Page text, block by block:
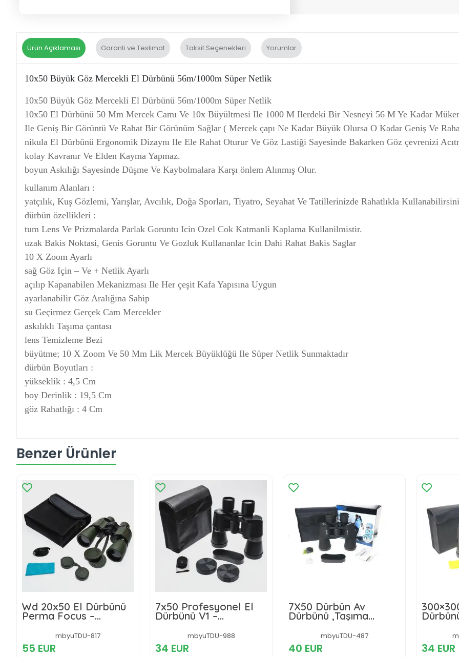
Ürün Açıklaması Garanti ve Teslimat Taksit Seçenekleri Yorumlar
10x50 Büyük Göz Mercekli El Dürbünü 56m/1000m Süper Netlik
10x50 Büyük Göz Mercekli El Dürbünü 56m/1000m Süper Netlik
10x50 El Dürbünü 50 Mm Mercek Camı Ve 10x Büyültmesi Ile 1000 M Ilerdeki Bir Nesneyi 56 M Ye Kadar
Ile Geniş Bir Görüntü Ve Rahat Bir Görünüm Sağlar ( Mercek çapı Ne Kadar Büyük Olursa O Kadar Geniş Ve
nikula El Dürbünü Ergonomik Dizaynı Ile Ele Rahat Oturur Ve Göz Lastiği Sayesinde Bakarken Göz çevrenizi
kolay Kavranır Ve Elden Kayma Yapmaz.
boyun Askılığı Sayesinde Düşme Ve Kaybolmalara Karşı önlem Alınmış Olur.
kullanım Alanları :
yatçılık, Kuş Gözlemi, Yarışlar, Avcılık, Doğa Sporları, Tiyatro, Seyahat Ve Tatillerinizde Rahatlıkla
dürbün özellikleri :
tum Lens Ve Prizmalarda Parlak Goruntu Icin Ozel Cok Katmanli Kaplama Kullanilmistir.
uzak Bakis Noktasi, Genis Goruntu Ve Gozluk Kullananlar Icin Dahi Rahat Bakis Saglar
10 X Zoom Ayarlı
sağ Göz Için – Ve + Netlik Ayarlı
açılıp Kapanabilen Mekanizması Ile Her çeşit Kafa Yapısına Uygun
ayarlanabilir Göz Aralığına Sahip
su Geçirmez Gerçek Cam Mercekler
askılıklı Taşıma çantası
lens Temizleme Bezi
büyütme; 10 X Zoom Ve 50 Mm Lik Mercek Büyüklüğü Ile Süper Netlik Sunmaktadır
dürbün Boyutları :
yükseklik : 4,5 Cm
boy Derinlik : 19,5 Cm
göz Rahatlığı : 4 Cm
Benzer Ürünler
Wd 20x50 El Dürbünü
Perma Focus –
1000m/56m
mbyuTDU-817
55 EUR
7x50 Profesyonel El
Dürbünü V1 –
mbyuTDU-988
34 EUR
7X50 Dürbün Av
Dürbünü ,Taşıma
Çantalı 1000M/56M
mbyuTDU-487
40 EUR 34 EUR